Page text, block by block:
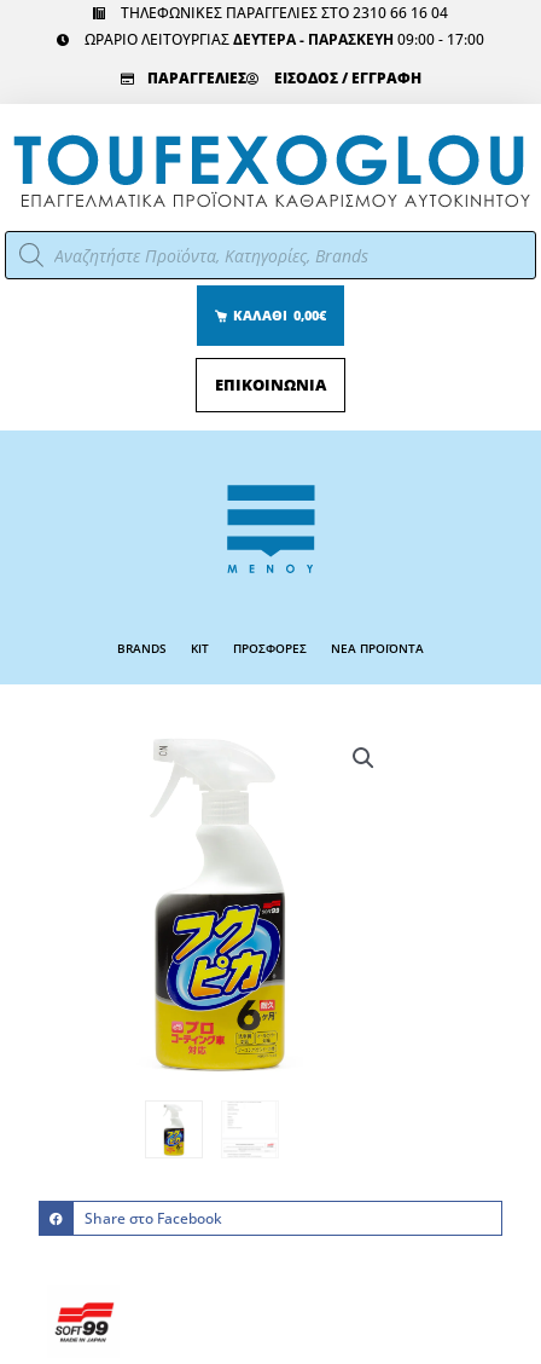
ΤΗΛΕΦΩΝΙΚΕΣ ΠΑΡΑΓΓΕΛΙΕΣ ΣΤΟ 2310 66 16 04
ΩΡΑΡΙΟ ΛΕΙΤΟΥΡΓΙΑΣΔΕΥΤΕΡΑ - ΠΑΡΑΣΚΕΥΗ 09:00 - 17:00
ΠΑΡΑΓΓΕΛΙΕΣ
ΕΙΣΟΔΟΣ / ΕΓΓΡΑΦΗ
Αναζήτηση
προϊόντων
ΚΑΛΑΘΙ 0,00€
ΕΠΙΚΟΙΝΩΝΙΑ
Menu
BRANDS KIT ΠΡΟΣΦΟΡΕΣ ΝΕΑ ΠΡΟΪΟΝΤΑ
Share στο Facebook